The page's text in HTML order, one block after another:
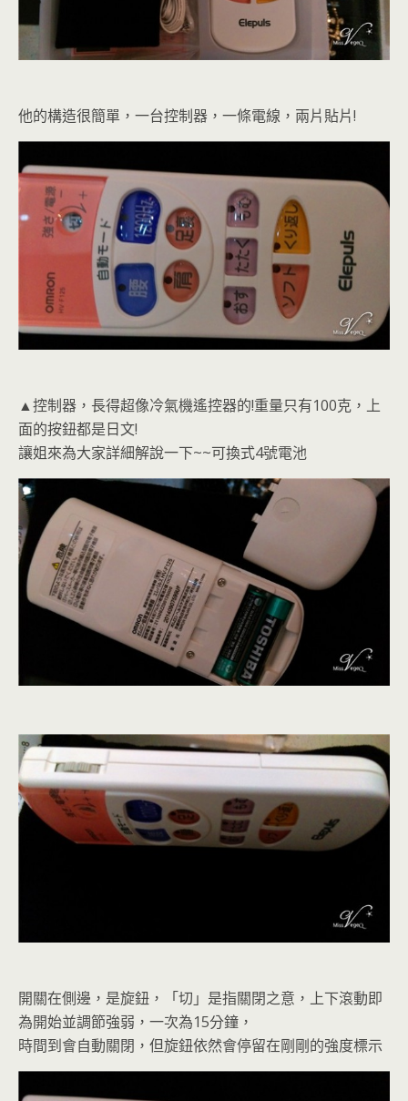
他的構造很簡單，一台控制器，一條電線，兩片貼片!
▲控制器，長得超像冷氣機遙控器的!重量只有100克，上
面的按鈕都是日文!
讓姐來為大家詳細解說一下~~可換式4號電池
開關在側邊，是旋鈕，「切」是指關閉之意，上下滾動即
為開始並調節強弱，一次為15分鐘，
時間到會自動關閉，但旋鈕依然會停留在剛剛的強度標示